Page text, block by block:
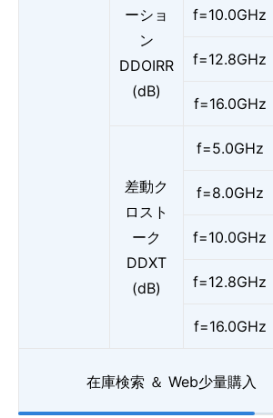
ーショ
ン
DDOIRR
(dB)
f=10.0GHz
f=12.8GHz
f=16.0GHz
差動ク
ロスト
ーク
DDXT
(dB)
f=5.0GHz
f=8.0GHz
f=10.0GHz
f=12.8GHz
f=16.0GHz
在庫検索 ＆ Web少量購入